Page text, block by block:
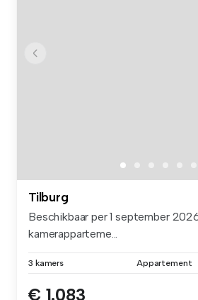
Tilburg
Beschikbaar per 1 september
kamerapparteme...
3 kamers Appartement
€ 1.083